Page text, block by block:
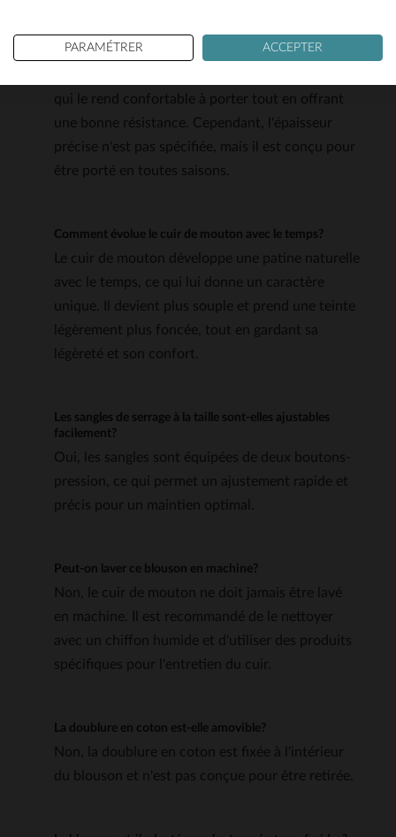
Quelle est l'épaisseur du cuir de mouton utilisé pour ce
blouson?
qui le rend confortable à porter tout en offrant
une bonne résistance. Cependant, l'épaisseur
précise n'est pas spécifiée, mais il est conçu pour
être porté en toutes saisons.
Comment évolue le cuir de mouton avec le temps?
Le cuir de mouton développe une patine naturelle
avec le temps, ce qui lui donne un caractère
unique. Il devient plus souple et prend une teinte
légèrement plus foncée, tout en gardant sa
légèreté et son confort.
Les sangles de serrage à la taille sont-elles ajustables
facilement?
Oui, les sangles sont équipées de deux boutons-
pression, ce qui permet un ajustement rapide et
précis pour un maintien optimal.
Peut-on laver ce blouson en machine?
Non, le cuir de mouton ne doit jamais être lavé
en machine. Il est recommandé de le nettoyer
avec un chiffon humide et d'utiliser des produits
spécifiques pour l'entretien du cuir.
La doublure en coton est-elle amovible?
Non, la doublure en coton est fixée à l'intérieur
du blouson et n'est pas conçue pour être retirée.
PARAMÉTRER ACCEPTER